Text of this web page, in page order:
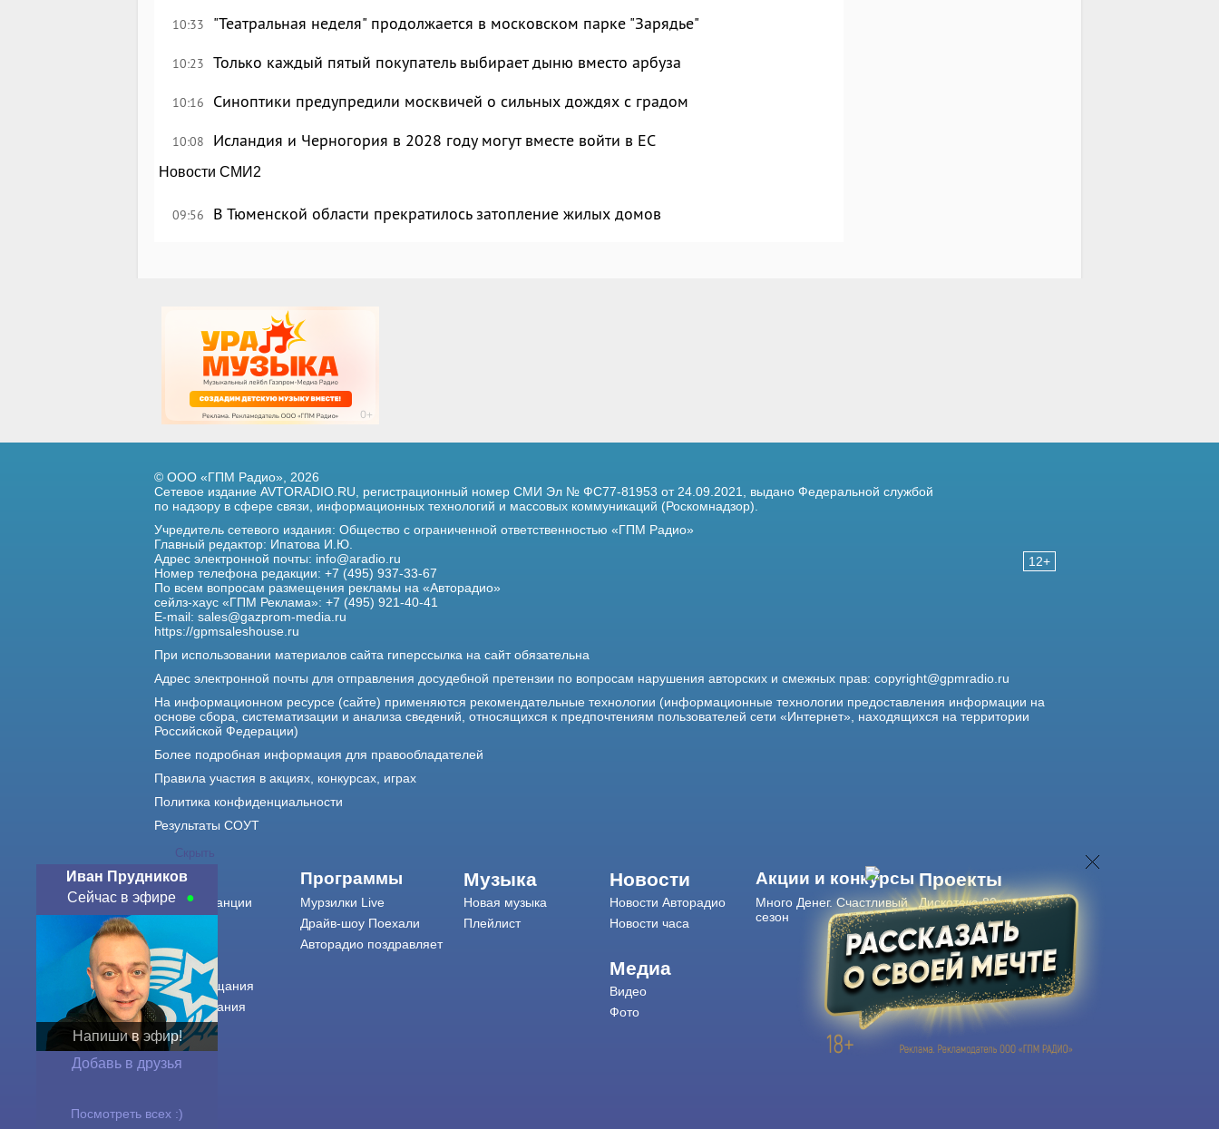
10:33 "Театральная неделя" продолжается в московском парке "Зарядье"
10:23 Только каждый пятый покупатель выбирает дыню вместо арбуза
10:16 Синоптики предупредили москвичей о сильных дождях с градом
10:08 Исландия и Черногория в 2028 году могут вместе войти в ЕС
Новости СМИ2
09:56 В Тюменской области прекратилось затопление жилых домов
Скрыть
Иван Прудников
Сейчас в эфире
Напиши в эфир!
Добавь в друзья
Посмотреть всех :)
12+
© ООО «ГПМ Радио», 2026
Сетевое издание AVTORADIO.RU, регистрационный номер СМИ Эл № ФС77-81953 от 24.09.2021, выдано Федеральной службой
по надзору в сфере связи, информационных технологий и массовых коммуникаций (Роскомнадзор).
Учредитель сетевого издания: Общество с ограниченной ответственностью «ГПМ Радио»
Главный редактор: Ипатова И.Ю.
Адрес электронной почты: info@aradio.ru
Номер телефона редакции: +7 (495) 937-33-67
По всем вопросам размещения рекламы на «Авторадио»
сейлз-хаус «ГПМ Реклама»: +7 (495) 921-40-41
E-mail: sales@gazprom-media.ru
https://gpmsaleshouse.ru
При использовании материалов сайта гиперссылка на сайт обязательна
Адрес электронной почты для отправления досудебной претензии по вопросам нарушения авторских и смежных прав: copyright@gpmradio.ru
На информационном ресурсе (сайте) применяются рекомендательные технологии (информационные технологии предоставления информации на
основе сбора, систематизации и анализа сведений, относящихся к предпочтениям пользователей сети «Интернет», находящихся на территории
Российской Федерации)
Более подробная информация для правообладателей
Правила участия в акциях, конкурсах, играх
Политика конфиденциальности
Результаты СОУТ
О нас
О радиостанции
Контакты
Реклама
Города вещания
Сетка вещания
История
Оферта
Программы
Мурзилки Live
Драйв-шоу Поехали
Авторадио поздравляет
Музыка
Новая музыка
Плейлист
Новости
Новости Авторадио
Новости часа
Медиа
Видео
Фото
Акции и конкурсы
Много Денег. Счастливый
сезон
Проекты
Дискотека 80-х
Живые концерты
Журнал Авторадио
Авторадиов смартфоне